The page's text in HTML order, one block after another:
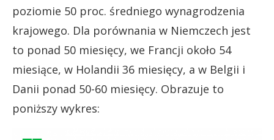
poziomie 50 proc. średniego wynagrodzenia
krajowego. Dla porównania w Niemczech jest
to ponad 50 miesięcy, we Francji około 54
miesiące, w Holandii 36 miesięcy, a w Belgii i
Danii ponad 50-60 miesięcy. Obrazuje to
poniższy wykres: